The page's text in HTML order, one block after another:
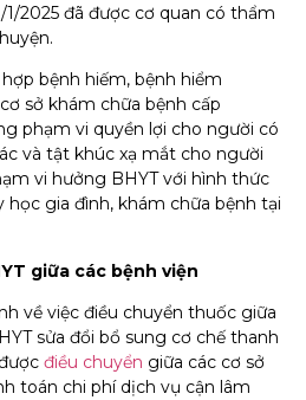
2025 đã được cơ quan có thẩm
bệnh hiếm, bệnh hiểm
sở khám chữa bệnh cấp
phạm vi quyền lợi cho người có
và tật khúc xạ mắt cho người
vi hưởng BHYT với hình thức
học gia đình, khám chữa bệnh tại
giữa các bệnh viện
về việc điều chuyển thuốc giữa
sửa đổi bổ sung cơ chế thanh
điều chuyển giữa các cơ sở
toán chi phí dịch vụ cận lâm